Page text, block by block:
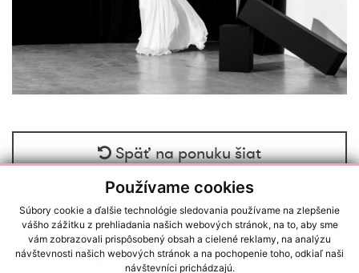
Používame cookies
Súbory cookie a ďalšie technológie sledovania používame na zlepšenie
vášho zážitku z prehliadania našich webových stránok, na to, aby sme
vám zobrazovali prispôsobený obsah a cielené reklamy, na analýzu
návštevnosti našich webových stránok a na pochopenie toho, odkiaľ naši
návštevníci prichádzajú.
Späť na ponuku šiat
RAČIANSKA 22/A, 83102, BRATISLAVA (NOVÉ MESTO)